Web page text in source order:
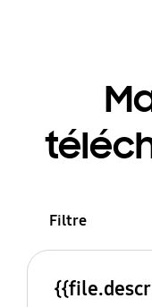
Filtre